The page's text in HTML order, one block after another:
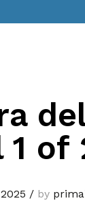
1
/ by